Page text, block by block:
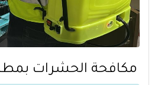
مكافحة الحشرات